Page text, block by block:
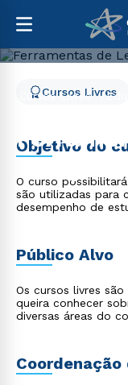
Cursos Livres
Analytics
Cursos Livres
Objetivo do
O curso
são utilizadas para
desempenho de
Público Alvo
Os cursos livres
queira conhecer
diversas áreas do
Coordenação